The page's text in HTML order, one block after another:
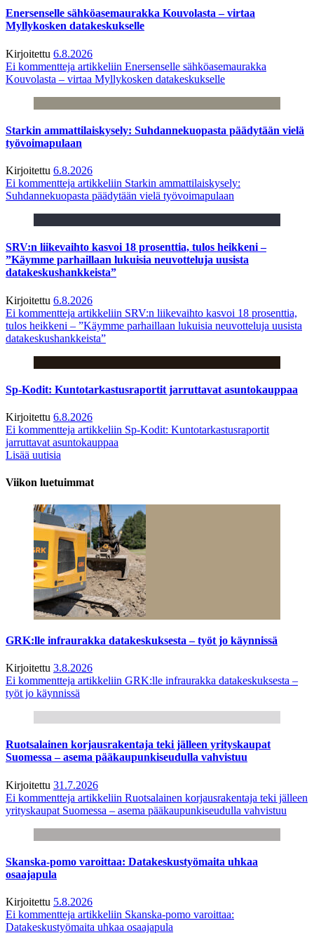
Enersenselle sähköasemaurakka Kouvolasta – virtaa
Myllykosken datakeskukselle
Kirjoitettu 6.8.2026
Ei kommentteja artikkeliin Enersenselle sähköasemaurakka
Kouvolasta – virtaa Myllykosken datakeskukselle
Starkin ammattilaiskysely: Suhdannekuopasta päädytään vielä
työvoimapulaan
Kirjoitettu 6.8.2026
Ei kommentteja artikkeliin Starkin ammattilaiskysely:
Suhdannekuopasta päädytään vielä työvoimapulaan
SRV:n liikevaihto kasvoi 18 prosenttia, tulos heikkeni –
”Käymme parhaillaan lukuisia neuvotteluja uusista
datakeskushankkeista”
Kirjoitettu 6.8.2026
Ei kommentteja artikkeliin SRV:n liikevaihto kasvoi 18 prosenttia,
tulos heikkeni – ”Käymme parhaillaan lukuisia neuvotteluja uusista
datakeskushankkeista”
Sp-Kodit: Kuntotarkastusraportit jarruttavat asuntokauppaa
Kirjoitettu 6.8.2026
Ei kommentteja artikkeliin Sp-Kodit: Kuntotarkastusraportit
jarruttavat asuntokauppaa
Lisää uutisia
Viikon luetuimmat
GRK:lle infraurakka datakeskuksesta – työt jo käynnissä
Kirjoitettu 3.8.2026
Ei kommentteja artikkeliin GRK:lle infraurakka datakeskuksesta –
työt jo käynnissä
Ruotsalainen korjausrakentaja teki jälleen yrityskaupat
Suomessa – asema pääkaupunkiseudulla vahvistuu
Kirjoitettu 31.7.2026
Ei kommentteja artikkeliin Ruotsalainen korjausrakentaja teki jälleen
yrityskaupat Suomessa – asema pääkaupunkiseudulla vahvistuu
Skanska-pomo varoittaa: Datakeskustyömaita uhkaa
osaajapula
Kirjoitettu 5.8.2026
Ei kommentteja artikkeliin Skanska-pomo varoittaa:
Datakeskustyömaita uhkaa osaajapula